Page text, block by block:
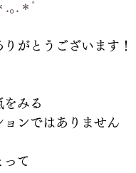
.｡.＊ﾟ
がとうございます！
をみる
ョンではありません
って